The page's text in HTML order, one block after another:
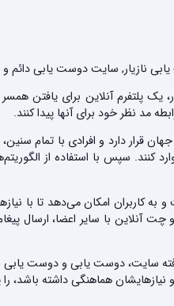
نازیار, سایت دوست یابی دائم و
پلتفرم آنلاین برای یافتن
مد نظر خود برای آنها پیدا کنند.
قرار دارد و افرادی با تمام
کنند. سپس با استفاده از
و به کاربران امکان می‌دهد تا
چت آنلاین با سایر اعضا،
سایت، دوست یابی و دوست یابی
هماهنگی داشته باشد، را